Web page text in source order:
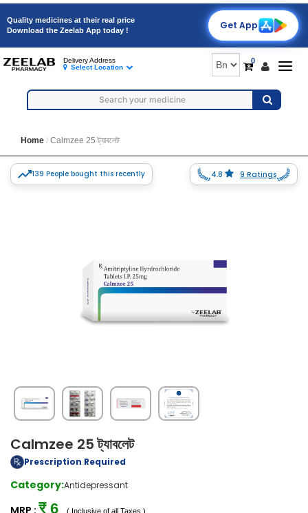
Quality medicines at their real price
Download the Zeelab App today !
Get App
0
Delivery Address
Select Location
Home Calmzee 25 ট্যাবলেট
139 People bought this recently 4.8 9 Ratings
Calmzee 25 ট্যাবলেট
Prescription Required
Category:Antidepressant
MRP : ₹ 6 ( Inclusive of all Taxes )